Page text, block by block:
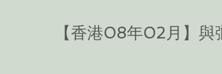
【香港08年02月】